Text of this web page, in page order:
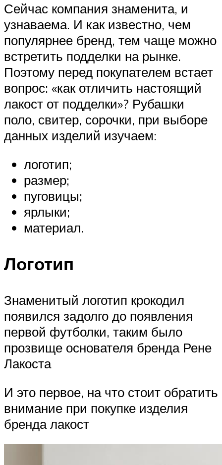
Сейчас компания знаменита, и
узнаваема. И как известно, чем
популярнее бренд, тем чаще можно
встретить подделки на рынке.
Поэтому перед покупателем встает
вопрос: «как отличить настоящий
лакост от подделки»? Рубашки
поло, свитер, сорочки, при выборе
данных изделий изучаем:
логотип;
размер;
пуговицы;
ярлыки;
материал.
Логотип
Знаменитый логотип крокодил
появился задолго до появления
первой футболки, таким было
прозвище основателя бренда Рене
Лакоста
И это первое, на что стоит обратить
внимание при покупке изделия
бренда лакост